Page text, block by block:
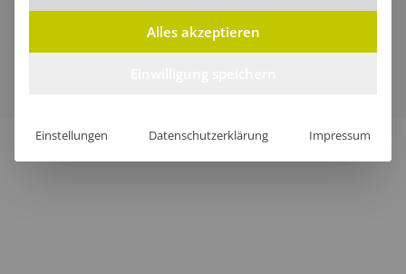
Verkauf nur an Unternehmer, Gewerbetreibende,
Freiberufler und öffentliche Institutionen, nicht jedoch an
Alles akzeptieren
Einstellungen Datenschutzerklärung Impressum